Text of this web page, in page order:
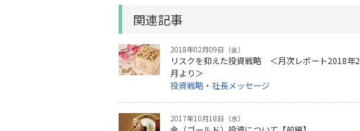
関連記事
2018年02月09日（金）
リスクを抑えた投資戦略 ＜月次レポート2018年2
月より＞
投資戦略 ・ 社長メッセージ
2017年10月18日（水）